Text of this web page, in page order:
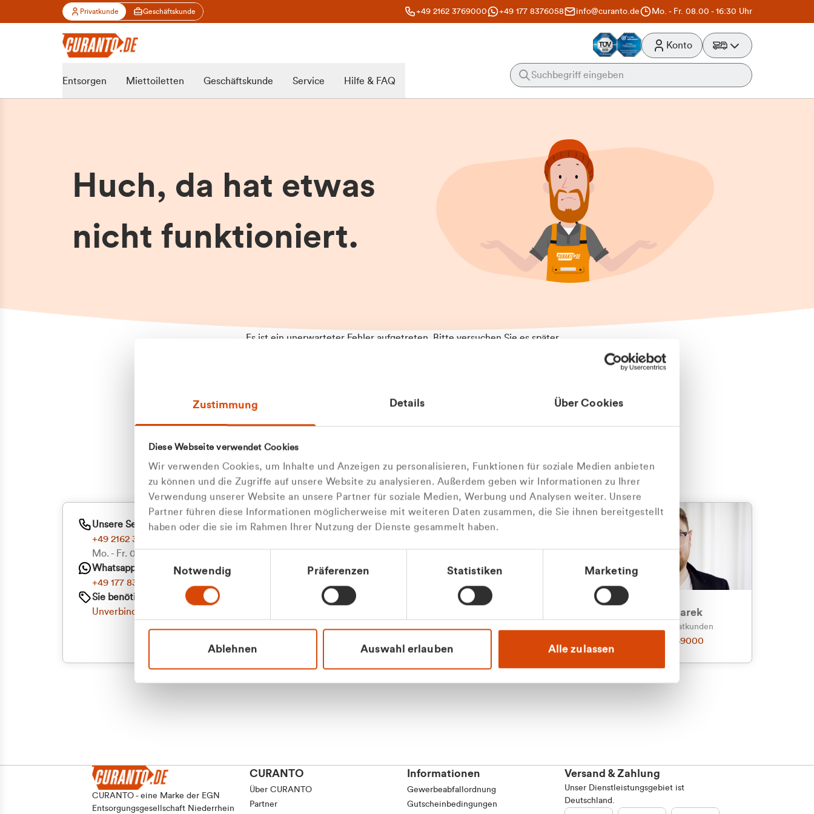
Zustimmung Details Über Cookies
Diese Webseite verwendet Cookies
Wir verwenden Cookies, um Inhalte und Anzeigen zu personalisieren, Funktionen für soziale Medien anbieten
zu können und die Zugriffe auf unsere Website zu analysieren. Außerdem geben wir Informationen zu Ihrer
Verwendung unserer Website an unsere Partner für soziale Medien, Werbung und Analysen weiter. Unsere
Partner führen diese Informationen möglicherweise mit weiteren Daten zusammen, die Sie ihnen bereitgestellt
haben oder die sie im Rahmen Ihrer Nutzung der Dienste gesammelt haben.
Einwilligungsauswahl
Notwendig Präferenzen Statistiken Marketing
Ablehnen Auswahl erlauben Alle zulassen
Privatkunde Geschäftskunde +49 2162 3769000 +49 177 8376058 info@curanto.de Mo. - Fr. 08.00 - 16:30 Uhr
Zu welcher
Kundengruppe
gehören Sie?
Privatkunde (inkl. MwSt.)
Geschäftskunde (exkl. MwSt.)
Konto
Entsorgen Miettoiletten Geschäftskunde Service Hilfe & FAQ
Huch, da hat etwas
nicht funktioniert.
Es ist ein unerwarteter Fehler aufgetreten. Bitte versuchen Sie es später
aufgetretenen Fehler an. Wir entschuldigen uns für eventuelle
Unannehmlichkeiten.
Zum Abfallberater
Oder kontaktieren Sie uns persönlich
Wir sind gerne für Sie da
Unsere Service-Hotline
+49 2162 3769000
Mo. - Fr. 08.00 - 16:30 Uhr
Whatsapp
+49 177 8376058
Sie benötigen ein individuelles Angebot?
Unverbindliche Anfrage stellen
Julian Marek
Vertrieb - Privatkunden
0216 237 69000
CURANTO - eine Marke der EGN
Entsorgungsgesellschaft Niederrhein
CURANTO
Über CURANTO
Partner
Informationen
Gewerbeabfallordnung
Gutscheinbedingungen
Versand & Zahlung
Unser Dienstleistungsgebiet ist
Deutschland.